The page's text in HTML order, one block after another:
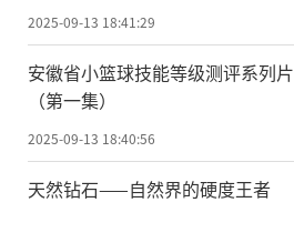
2025-09-13 18:41:29
安徽省小篮球技能等级测评系列片
（第一集）
2025-09-13 18:40:56
天然钻石——自然界的硬度王者